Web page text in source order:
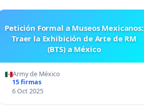
Petición Formal a Museos Mexicanos:
Traer la Exhibición de Arte de RM
(BTS) a México
Army de México
15 firmas
6 Oct 2025